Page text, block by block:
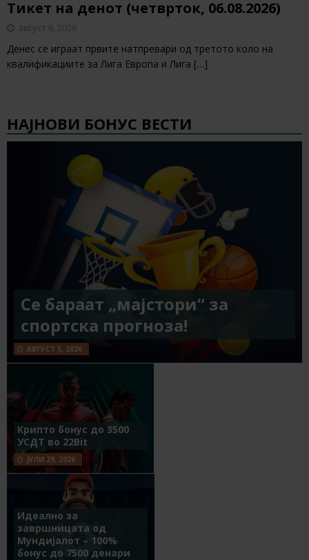
Тикет на денот (четврток, 06.08.2026)
август 6, 2026
Денес се играат првите натпревари од третото коло на
квалификациите за Лига Европа и Лига […]
НАЈНОВИ БОНУС ВЕСТИ
Се бараат „мајстори“ за
спортска прогноза!
АВГУСТ 5, 2026
Крипто бонус до 3500
УСДТ во 22Bit
ЈУЛИ 29, 2026
Идеално за
завршницата од
Мундијалот – 100%
бонус до 7500 денари